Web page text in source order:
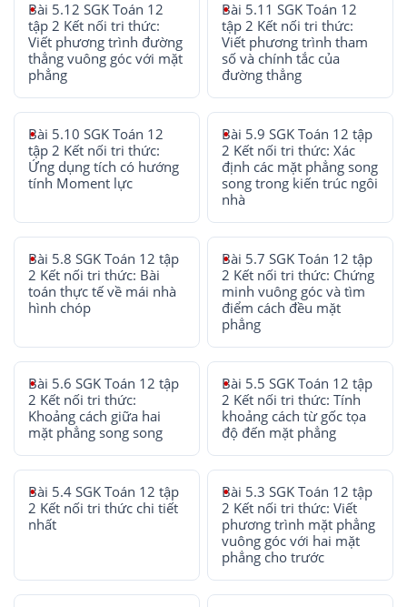
Bài 5.12 SGK Toán 12
tập 2 Kết nối tri thức:
Viết phương trình đường
thẳng vuông góc với mặt
phẳng
Bài 5.11 SGK Toán 12
tập 2 Kết nối tri thức:
Viết phương trình tham
số và chính tắc của
đường thẳng
Bài 5.10 SGK Toán 12
tập 2 Kết nối tri thức:
Ứng dụng tích có hướng
tính Moment lực
Bài 5.9 SGK Toán 12 tập
2 Kết nối tri thức: Xác
định các mặt phẳng song
song trong kiến trúc ngôi
nhà
Bài 5.8 SGK Toán 12 tập
2 Kết nối tri thức: Bài
toán thực tế về mái nhà
hình chóp
Bài 5.7 SGK Toán 12 tập
2 Kết nối tri thức: Chứng
minh vuông góc và tìm
điểm cách đều mặt
phẳng
Bài 5.6 SGK Toán 12 tập
2 Kết nối tri thức:
Khoảng cách giữa hai
mặt phẳng song song
Bài 5.5 SGK Toán 12 tập
2 Kết nối tri thức: Tính
khoảng cách từ gốc tọa
độ đến mặt phẳng
Bài 5.4 SGK Toán 12 tập
2 Kết nối tri thức chi tiết
nhất
Bài 5.3 SGK Toán 12 tập
2 Kết nối tri thức: Viết
phương trình mặt phẳng
vuông góc với hai mặt
phẳng cho trước